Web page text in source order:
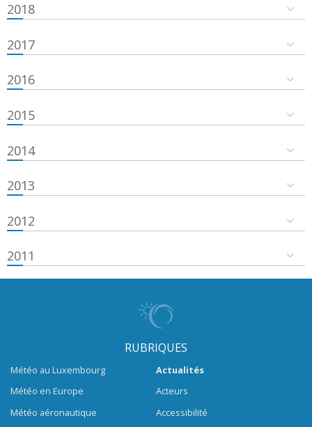
2018
2017
2016
2015
2014
2013
2012
2011
RUBRIQUES
Météo au Luxembourg
Météo en Europe
Météo aéronautique
Actualités
Acteurs
Accessibilité